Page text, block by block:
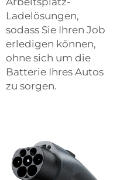
Ladelösungen,
sodass Sie Ihren Job
erledigen können,
ohne sich um die
Batterie Ihres Autos
zu sorgen.